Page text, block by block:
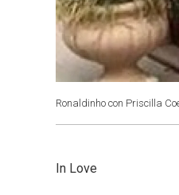
Ronaldinho con Priscilla
In Love